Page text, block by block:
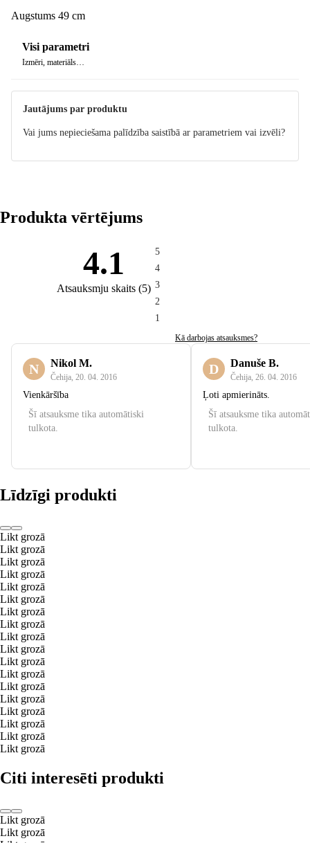
Augstums 49 cm
Visi parametri
Izmēri, materiāls…
Jautājums par produktu
Vai jums nepieciešama palīdzība saistībā ar parametriem vai izvēli?
Produkta vērtējums
4.1
Atsauksmju skaits (5)
5
4
3
2
1
Kā darbojas atsauksmes?
N Nikol M.
Čehija 20. 04. 2016
Vienkāršība
Šī atsauksme tika automātiski
tulkota.
D Danuše B.
Čehija 26. 04. 2016
Ļoti apmierināts.
Šī atsauksme tika
tulkota.
Līdzīgi produkti
Likt grozā
Likt grozā
Likt grozā
Likt grozā
Likt grozā
Likt grozā
Likt grozā
Likt grozā
Likt grozā
Likt grozā
Likt grozā
Likt grozā
Likt grozā
Likt grozā
Likt grozā
Likt grozā
Likt grozā
Likt grozā
Citi interesēti produkti
Likt grozā
Likt grozā